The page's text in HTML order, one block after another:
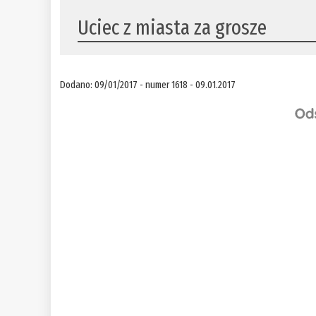
​Uciec z miasta za grosze
Dodano: 09/01/2017 - numer 1618 - 09.01.2017